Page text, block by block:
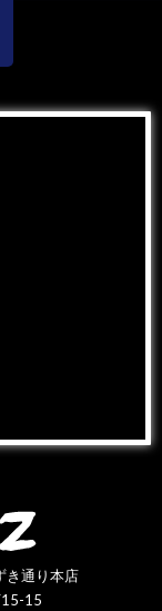
き通り本店
15